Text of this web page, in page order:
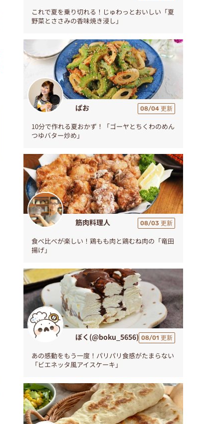
これで夏を乗り切れる！じゅわっとおいしい「夏
野菜とささみの香味焼き浸し」
ぱお 08/04 更新
10分で作れる夏おかず！「ゴーヤとちくわのめん
つゆバター炒め」
筋肉料理人 08/03 更新
食べ比べが楽しい！鶏もも肉と鶏むね肉の「竜田
揚げ」
ぼく(@boku_5656) 08/01 更新
あの感動をもう一度！パリパリ食感がたまらない
「ビエネッタ風アイスケーキ」